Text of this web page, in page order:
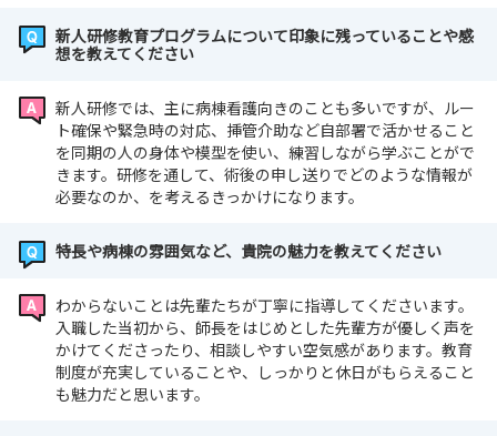
新人研修教育プログラムについて印象に残っていることや感
想を教えてください
新人研修では、主に病棟看護向きのことも多いですが、ルー
ト確保や緊急時の対応、挿管介助など自部署で活かせること
を同期の人の身体や模型を使い、練習しながら学ぶことがで
きます。研修を通して、術後の申し送りでどのような情報が
必要なのか、を考えるきっかけになります。
特長や病棟の雰囲気など、貴院の魅力を教えてください
わからないことは先輩たちが丁寧に指導してくださいます。
入職した当初から、師長をはじめとした先輩方が優しく声を
かけてくださったり、相談しやすい空気感があります。教育
制度が充実していることや、しっかりと休日がもらえること
も魅力だと思います。